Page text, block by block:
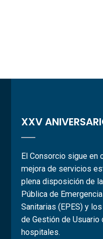
XXV
El Consorcio sigue en
mejora de servicios
plena disposición de
Pública de
Sanitarias (EPES) y
de Gestión de Usuario
hospitales.